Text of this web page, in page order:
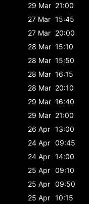
29 Mar 21:00
27 Mar 15:45
27 Mar 20:00
28 Mar 15:10
28 Mar 15:50
28 Mar 16:15
28 Mar 20:10
29 Mar 16:40
29 Mar 21:00
26 Apr 13:00
24 Apr 09:45
24 Apr 14:00
25 Apr 09:10
25 Apr 09:50
25 Apr 10:15